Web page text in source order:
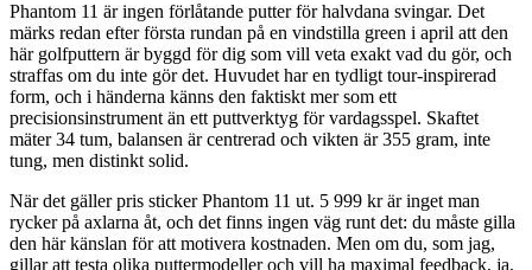
Phantom 11 är ingen förlåtande putter för halvdana svingar. Det
märks redan efter första rundan på en vindstilla green i april att den
här golfputtern är byggd för dig som vill veta exakt vad du gör, och
straffas om du inte gör det. Huvudet har en tydligt tour-inspirerad
form, och i händerna känns den faktiskt mer som ett
precisionsinstrument än ett puttverktyg för vardagsspel. Skaftet
mäter 34 tum, balansen är centrerad och vikten är 355 gram, inte
tung, men distinkt solid.
När det gäller pris sticker Phantom 11 ut. 5 999 kr är inget man
rycker på axlarna åt, och det finns ingen väg runt det: du måste gilla
den här känslan för att motivera kostnaden. Men om du, som jag,
gillar att testa olika puttermodeller och vill ha maximal feedback, ja,